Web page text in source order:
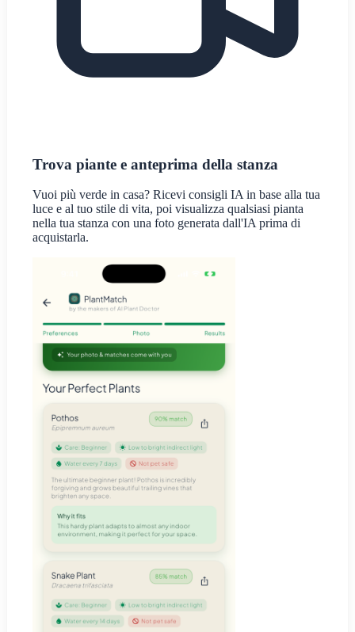
Trova piante e anteprima della stanza
Vuoi più verde in casa? Ricevi consigli IA in base alla tua
luce e al tuo stile di vita, poi visualizza qualsiasi pianta
nella tua stanza con una foto generata dall'IA prima di
acquistarla.